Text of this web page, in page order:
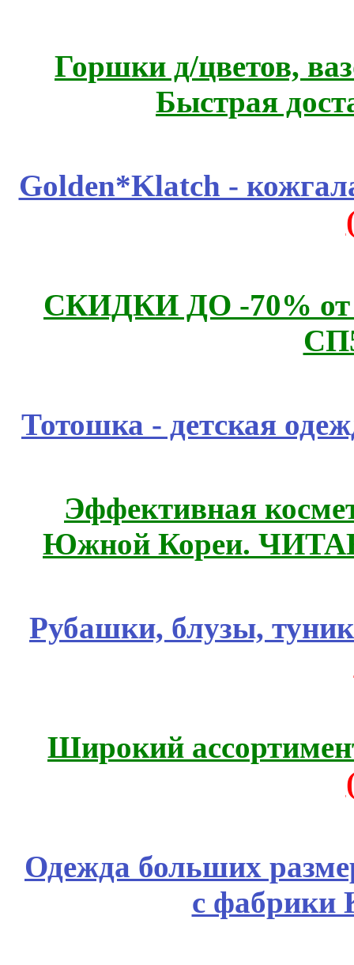
Горшки д/цветов,
Быстрая
Golden*Klatch -
СКИДКИ ДО -70%
Тотошка - детская
Эффективная
Южной Кореи.
Рубашки, блузы,
Широкий
Одежда больших
с фабрики